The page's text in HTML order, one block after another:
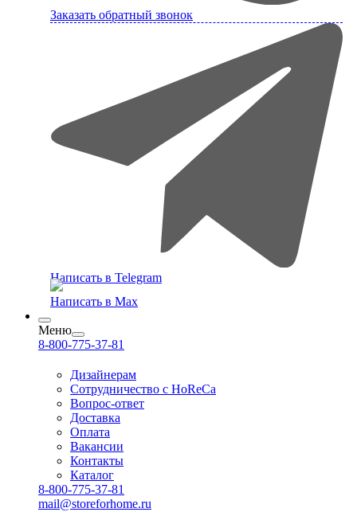
Заказать обратный звонок
Написать в Telegram
Написать в Max
Меню
8-800-775-37-81
Дизайнерам
Сотрудничество с HoReCa
Вопрос-ответ
Доставка
Оплата
Вакансии
Контакты
Каталог
8-800-775-37-81
mail@storeforhome.ru